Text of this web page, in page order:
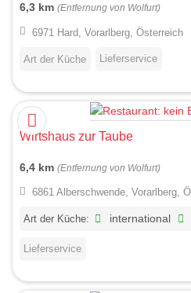
6,3 km (Entfernung von Wolfurt)
6971 Hard, Vorarlberg, Österreich
Art der Küche Lieferservice
Wirtshaus zur Taube
6,4 km (Entfernung von Wolfurt)
6861 Alberschwende, Vorarlberg,
Art der Küche: international
Lieferservice